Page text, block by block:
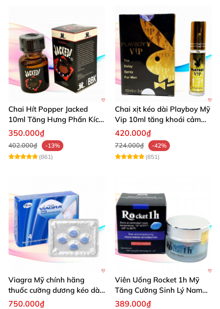
Chai Hít Popper Jacked
10ml Tăng Hưng Phấn Kích
Thích Mạnh Mẽ
350.000₫
402.000₫
-13%
(861)
Chai xịt kéo dài Playboy Mỹ
Vip 10ml tăng khoái cảm
nam
420.000₫
724.000₫
-42%
(851)
Viagra Mỹ chính hãng
thuốc cường dương kéo dài
thời gian hiệu quả cho Nam
750.000₫
Viên Uống Rocket 1h Mỹ
Tăng Cường Sinh Lý Nam
Hỗ Trợ Mạnh
389.000₫